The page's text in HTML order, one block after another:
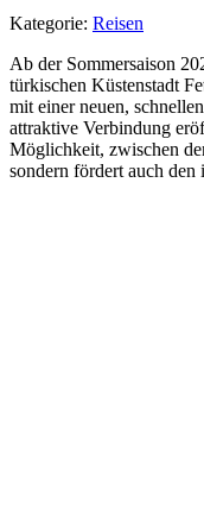
Kategorie: Reisen
Ab der Sommersaison
türkischen Küstenstadt
mit einer neuen,
attraktive Verbindung
Möglichkeit, zwischen
sondern fördert auch